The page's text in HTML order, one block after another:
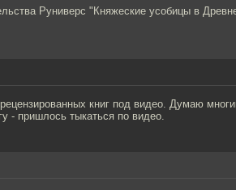
Руниверс "Княжеские усобицы в
книг под видео. Думаю
- пришлось тыкаться по видео.